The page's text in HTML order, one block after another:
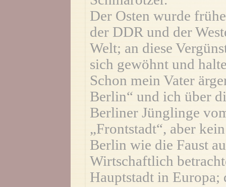
Der Osten wurde
der DDR und der
Welt; an diese
sich gewöhnt und
Schon mein Vater
Berlin“ und ich über
Berliner Jünglinge
„Frontstadt“, aber
Berlin wie die Faust
Wirtschaftlich
Hauptstadt in Europa;